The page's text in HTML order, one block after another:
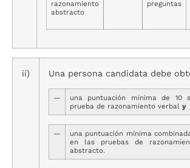
razonamiento
abstracto
preguntas
ii) Una persona candidata debe
—
una puntuación mínima de 10
prueba de razonamiento verbal y
—
una puntuación mínima
en las pruebas de
abstracto.